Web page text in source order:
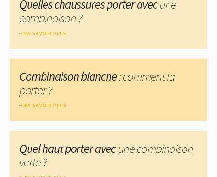
Quelles chaussures porter avecune
combinaison ?
EN SAVOIR PLUS
Combinaison blanche: comment la
porter ?
EN SAVOIR PLUS
Quel haut porter avecune combinaison
verte ?